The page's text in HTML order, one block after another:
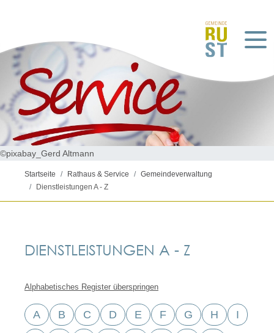
©pixabay_Gerd Altmann
Startseite Rathaus & Service
Gemeindeverwaltung
Dienstleistungen A - Z
DIENSTLEISTUNGEN A - Z
Alphabetisches Register überspringen
A B C D E F G H I